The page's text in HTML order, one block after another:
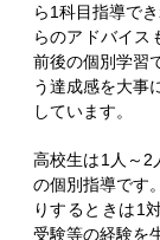
ら1科目指導で
らのアドバイス
前後の個別学習
う達成感を大事
しています。
高校生は1人～2
の個別指導です
りするときは1
受験等の経験を